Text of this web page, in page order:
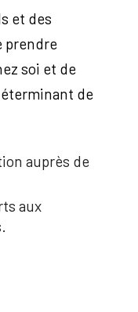
et des
prendre
soi et de
de
auprès de
aux